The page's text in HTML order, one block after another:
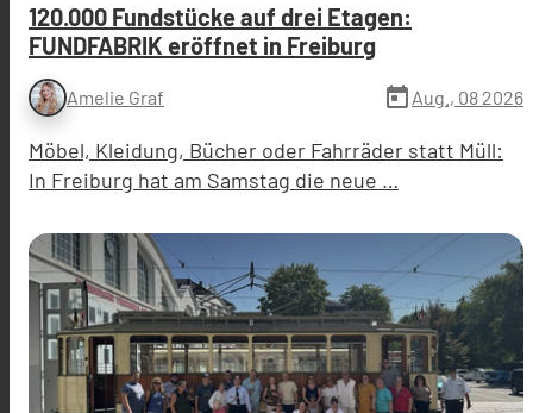
120.000 Fundstücke auf drei Etagen:
FUNDFABRIK eröffnet in Freiburg
Amelie Graf today Aug., 08 2026
Möbel, Kleidung, Bücher oder Fahrräder statt Müll:
In Freiburg hat am Samstag die neue …